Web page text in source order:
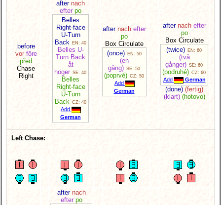
before
vor före
před
Chase
Right
after nach
efter po
Belles
Right-face
U-Turn
Back EN: 40
Belles U-
Turn Back
åt
höger SE: 40
Belles
Right-face
U-Turn
Back CZ: 40
Add
German
after nach efter
po
Box Circulate
(once) EN: 50
(en
gång) SE: 50
(poprvé) CZ: 50
Add
German
after nach efter
po
Box Circulate
(twice) EN: 60
(två
gånger) SE: 60
(podruhé) CZ: 60
Add German
(done) (fertig)
(klart) (hotovo)
Left Chase:
after nach
efter po